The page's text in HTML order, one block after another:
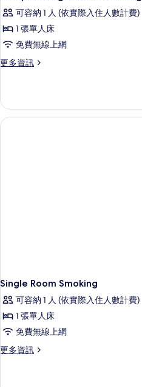
相
片
詳
情
示
Compact
Single
Room
Smoking
有
相
可容納 1 人 (依實際入住人數計費)
1 張單人床
免費無線上網
更多資訊
更
Room
Smoking
的
Single Room Smoking
可容納 1 人 (依實際入住人數計費)
1 張單人床
免費無線上網
更多資訊
更